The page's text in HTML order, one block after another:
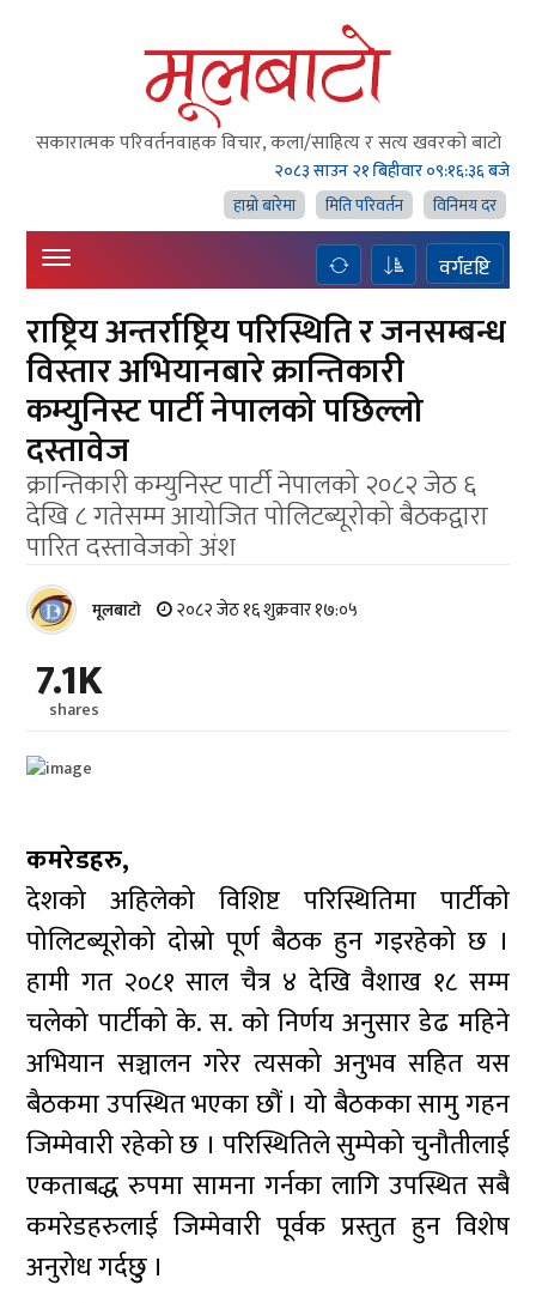
सकारात्मक परिवर्तनवाहक विचार, कला/साहित्य र सत्य खवरको बाटाे
२०८३ साउन २१ बिहीवार०९:१६:३७ बजे
हाम्राे बारेमा
मिति परिवर्तन विनिमय दर
वर्गदृष्टि
राष्ट्रिय अन्तर्राष्ट्रिय परिस्थिति र जनसम्बन्ध
विस्तार अभियानबारे क्रान्तिकारी
कम्युनिस्ट पार्टी नेपालको पछिल्लो
दस्तावेज
क्रान्तिकारी कम्युनिस्ट पार्टी नेपालको २०८२ जेठ ६
देखि ८ गतेसम्म आयोजित पोलिटब्यूरोको बैठकद्वारा
पारित दस्तावेजको अंश
मूलबाटाे २०८२ जेठ १६ शुक्रवार १७:०५
7.1K
shares
कमरेडहरु,
देशको अहिलेको विशिष्ट परिस्थितिमा पार्टीको
पोलिटब्यूरोको दोस्रो पूर्ण बैठक हुन गइरहेको छ ।
हामी गत २०८१ साल चैत्र ४ देखि वैशाख १८ सम्म
चलेको पार्टीको के. स. को निर्णय अनुसार डेढ महिने
अभियान सञ्चालन गरेर त्यसको अनुभव सहित यस
बैठकमा उपस्थित भएका छौं । यो बैठकका सामु गहन
जिम्मेवारी रहेको छ । परिस्थितिले सुम्पेको चुनौतीलाई
एकताबद्ध रुपमा सामना गर्नका लागि उपस्थित सबै
कमरेडहरुलाई जिम्मेवारी पूर्वक प्रस्तुत हुन विशेष
अनुरोध गर्दछुु ।